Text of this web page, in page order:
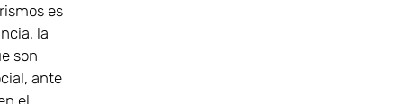
es
la
son
ante
el